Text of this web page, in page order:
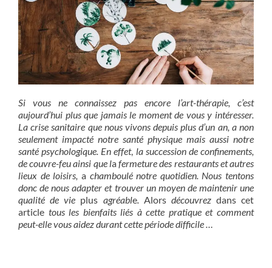
Si vous ne connaissez pas encore l’art-thérapie, c’est
aujourd’hui plus que jamais le moment de vous y intéresser.
La crise sanitaire que nous vivons depuis plus d’un an, a non
seulement impacté notre santé physique mais aussi notre
santé psychologique. En effet, la succession de confinements,
de couvre-feu ainsi que lafermeture des restaurants et autres
lieux de loisirs, achamboulé notre quotidien. Nous tentons
donc de nous adapter et trouver un moyen de maintenir une
qualité de vie plus agréable. Alors découvrez dans cet
article tous les bienfaits liés à cette pratique et comment
peut-elle vous aidezdurant cette période difficile …